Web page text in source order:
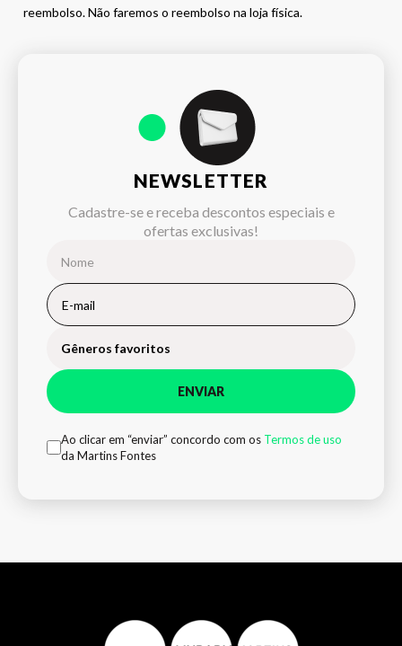
reembolso. Não faremos o reembolso na loja física.
NEWSLETTER
Cadastre-se e receba descontos especiais e
ofertas exclusivas!
Gêneros favoritos
ENVIAR
Ao clicar em “enviar” concordo com os Termos de uso
da Martins Fontes